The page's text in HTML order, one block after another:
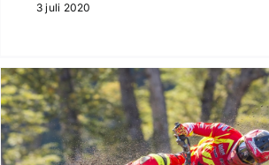
3 juli 2020